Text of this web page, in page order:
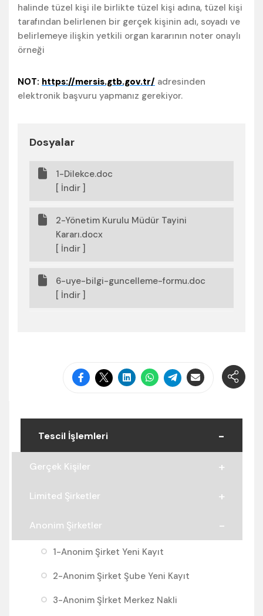
Tescil İşlemleri
Gerçek Kişiler
Limited Şirketler
Anonim Şirketler
1-Anonim Şirket Yeni Kayıt
2-Anonim Şirket Şube Yeni Kayıt
3-Anonim Şİrket Merkez Nakli
halinde tüzel kişi ile birlikte tüzel kişi adına, tüzel kişi
tarafından belirlenen bir gerçek kişinin adı, soyadı ve
belirlemeye ilişkin yetkili organ kararının noter onaylı
örneği
NOT: https://mersis.gtb.gov.tr/ adresinden
elektronik başvuru yapmanız gerekiyor.
Dosyalar
1-Dilekce.doc
[ İndir ]
2-Yönetim Kurulu Müdür Tayini
Kararı.docx
[ İndir ]
6-uye-bilgi-guncelleme-formu.doc
[ İndir ]